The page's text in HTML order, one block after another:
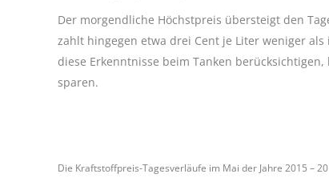
Der morgendliche Höchstpreis übersteigt den
zahlt hingegen etwa drei Cent je Liter weniger
diese Erkenntnisse beim Tanken
sparen.
Die Kraftstoffpreis-Tagesverläufe im Mai der Jahre 2015 –